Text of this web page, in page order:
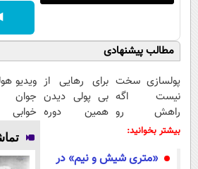
مطالب پیشنهادی
پولسازی سخت
نیست اگه
راهش رو
بدونی! " دوره
برای رهایی از
بی پولی دیدن
همین دوره
کن)
ویدیو
جوان
آموزش
بیشتر بخوانید:
«متری شیش و نیم» در